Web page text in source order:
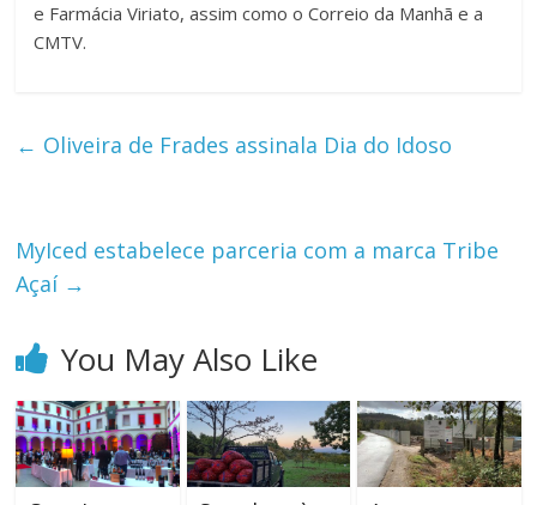
e Farmácia Viriato, assim como o Correio da Manhã e a
CMTV.
← Oliveira de Frades assinala Dia do Idoso
MyIced estabelece parceria com a marca Tribe
Açaí →
You May Also Like